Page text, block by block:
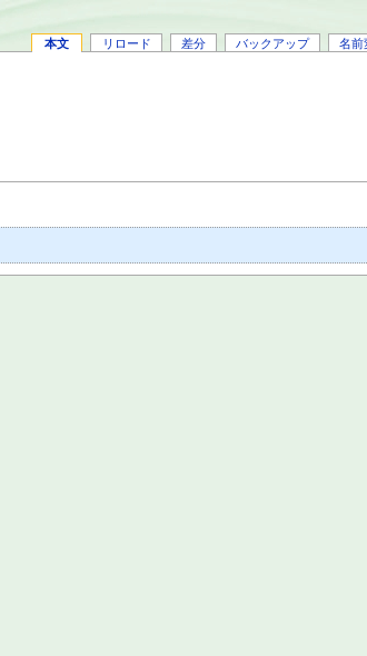
本文 リロード 差分 バックアップ 名前